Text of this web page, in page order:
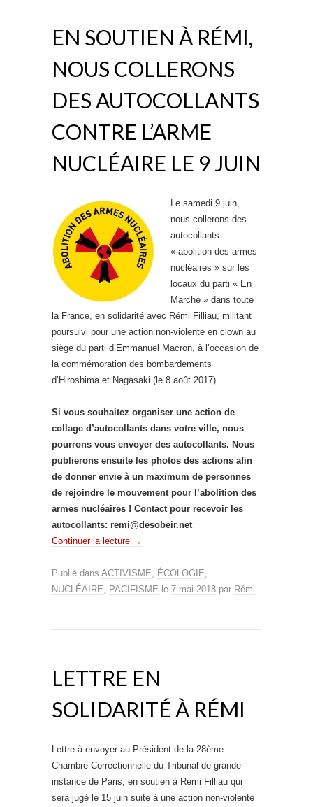
EN SOUTIEN À RÉMI,
NOUS COLLERONS
DES AUTOCOLLANTS
CONTRE L’ARME
NUCLÉAIRE LE 9 JUIN
Le samedi 9 juin,
nous collerons des
autocollants
« abolition des armes
nucléaires » sur les
locaux du parti « En
Marche » dans toute
la France, en solidarité avec Rémi Filliau, militant
poursuivi pour une action non-violente en clown au
siège du parti d’Emmanuel Macron, à l’occasion de
la commémoration des bombardements
d’Hiroshima et Nagasaki (le 8 août 2017).
Si vous souhaitez organiser une action de
collage d’autocollants dans votre ville, nous
pourrons vous envoyer des autocollants. Nous
publierons ensuite les photos des actions afin
de donner envie à un maximum de personnes
de rejoindre le mouvement pour l’abolition des
armes nucléaires ! Contact pour recevoir les
autocollants: remi@desobeir.net
Continuer la lecture →
Publié dans ACTIVISME ÉCOLOGIE
NUCLÉAIRE
PACIFISME le 7 mai 2018 par Rémi
LETTRE EN
SOLIDARITÉ À RÉMI
Lettre à envoyer au Président de la 28ème
Chambre Correctionnelle du Tribunal de grande
instance de Paris, en soutien à Rémi Filliau qui
sera jugé le 15 juin suite à une action non-violente